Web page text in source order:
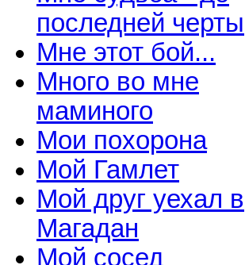
последней черты
Мне этот бой...
Много во мне
маминого
Мои похорона
Мой Гамлет
Мой друг уехал в
Магадан
Мой сосед